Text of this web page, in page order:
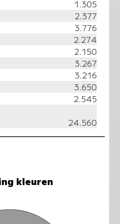
1.305
2.377
3.776
2.274
2.150
3.267
3.216
3.650
2.545
24.560
kleuren